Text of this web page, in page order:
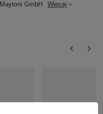
Maytoni GmbH Więcej